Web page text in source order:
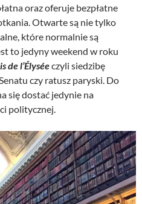
oraz oferuje bezpłatne
Otwarte są nie tylko
które normalnie są
to jedyny weekend w roku
de l’Élyséeczyli siedzibę
czy ratusz paryski. Do
się dostać jedynie na
politycznej.